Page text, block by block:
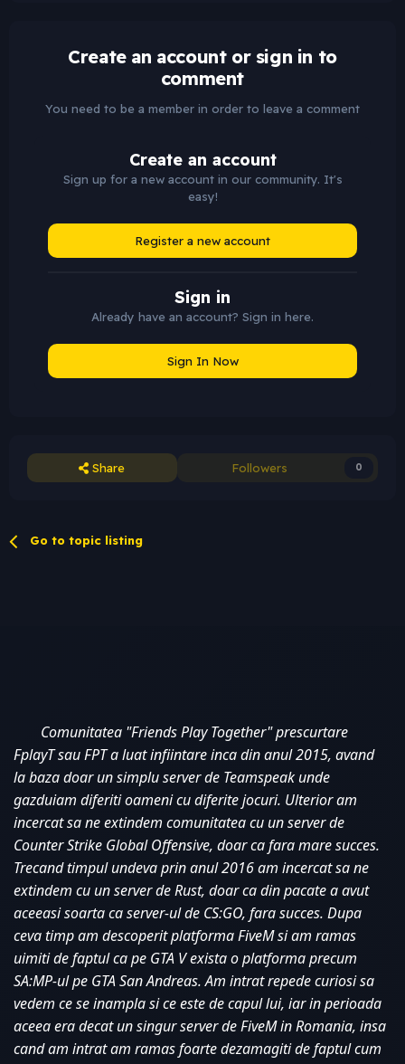
Create an account or sign in to
comment
You need to be a member in order to leave a comment
Create an account
Sign up for a new account in our community. It's
easy!
Register a new account
Sign in
Already have an account? Sign in here.
Sign In Now
Share Followers 0
Go to topic listing
Comunitatea "Friends Play Together" prescurtare
FplayT sau FPT a luat infiintare inca din anul 2015, avand
la baza doar un simplu server de Teamspeak unde
gazduiam diferiti oameni cu diferite jocuri. Ulterior am
incercat sa ne extindem comunitatea cu un server de
Counter Strike Global Offensive, doar ca fara mare succes.
Trecand timpul undeva prin anul 2016 am incercat sa ne
extindem cu un server de Rust, doar ca din pacate a avut
aceeasi soarta ca server-ul de CS:GO, fara succes. Dupa
ceva timp am descoperit platforma FiveM si am ramas
uimiti de faptul ca pe GTA V exista o platforma precum
SA:MP-ul pe GTA San Andreas. Am intrat repede curiosi sa
vedem ce se inampla si ce este de capul lui, iar in perioada
aceea era decat un singur server de FiveM in Romania, insa
cand am intrat am ramas foarte dezamagiti de faptul cum